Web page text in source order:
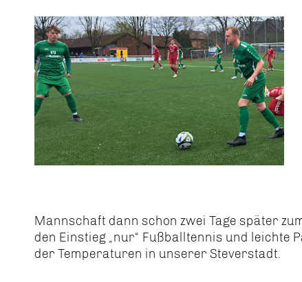
Mannschaft dann schon zwei Tage später
den Einstieg „nur“ Fußballtennis und leichte
der Temperaturen in unserer Steverstadt.